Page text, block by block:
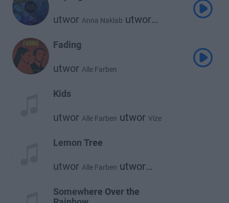
utwor Anna Naklab utwor
Fading
utwor Alle Farben
Kids
utwor Alle Farben utwor Vize
Lemon Tree
utwor Alle Farben utwor
Somewhere Over the